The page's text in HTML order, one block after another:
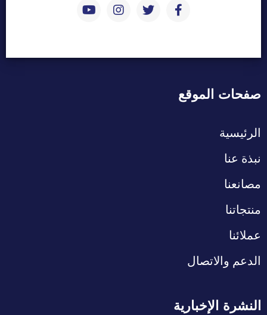
صفحات الموقع
الرئيسية
نبذة عنا
مصانعنا
منتجاتنا
عملائنا
الدعم والاتصال
النشرة الإخبارية